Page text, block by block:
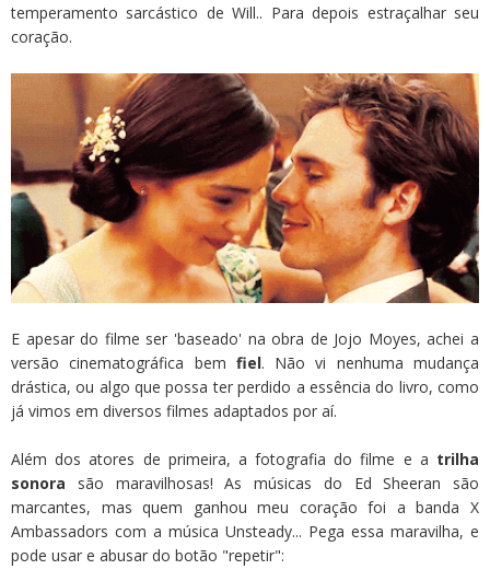
temperamento sarcástico de Will.. Para depois estraçalhar seu
coração.
E apesar do filme ser 'baseado' na obra de Jojo Moyes, achei a
versão cinematográfica bem fiel. Não vi nenhuma mudança
drástica, ou algo que possa ter perdido a essência do livro, como
já vimos em diversos filmes adaptados por aí.
Além dos atores de primeira, a fotografia do filme e a trilha
sonora são maravilhosas! As músicas do Ed Sheeran são
marcantes, mas quem ganhou meu coração foi a banda X
Ambassadors com a música Unsteady... Pega essa maravilha, e
pode usar e abusar do botão "repetir":